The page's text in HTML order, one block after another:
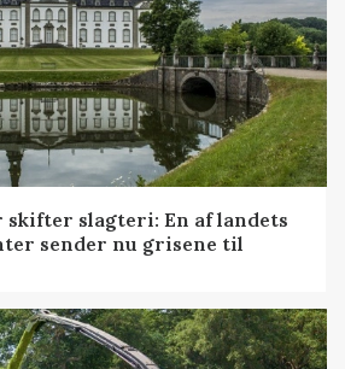
skifter slagteri: En af landets
sender nu grisene til